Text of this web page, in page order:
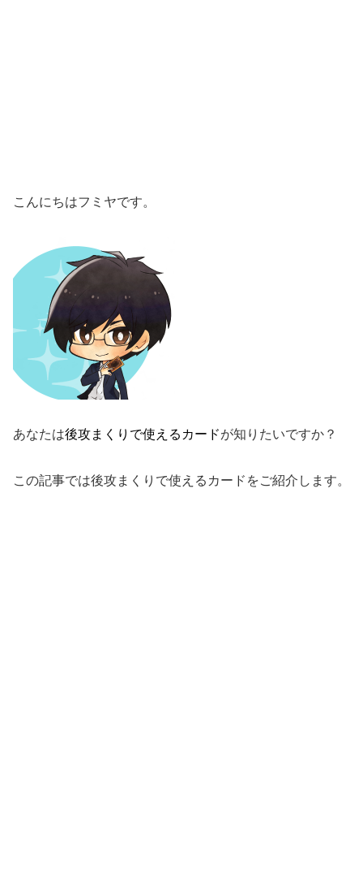
こんにちはフミヤです。
あなたは後攻まくりで使えるカードが知りたいですか？
この記事では後攻まくりで使えるカードをご紹介します。